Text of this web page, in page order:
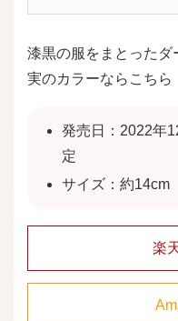
漆黒の服をまとったダ
実のカラーならこちら
発売日：2022年
定
サイズ：約14cm
楽